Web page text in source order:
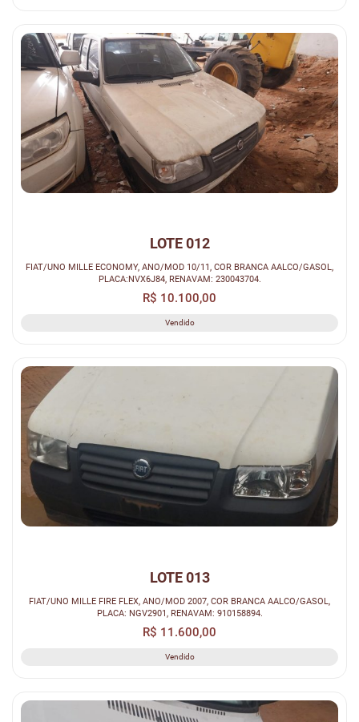
LOTE 012
FIAT/UNO MILLE ECONOMY, ANO/MOD 10/11, COR BRANCA AALCO/GASOL,
PLACA:NVX6J84, RENAVAM: 230043704.
R$ 10.100,00
Vendido
LOTE 013
FIAT/UNO MILLE FIRE FLEX, ANO/MOD 2007, COR BRANCA AALCO/GASOL,
PLACA: NGV2901, RENAVAM: 910158894.
R$ 11.600,00
Vendido